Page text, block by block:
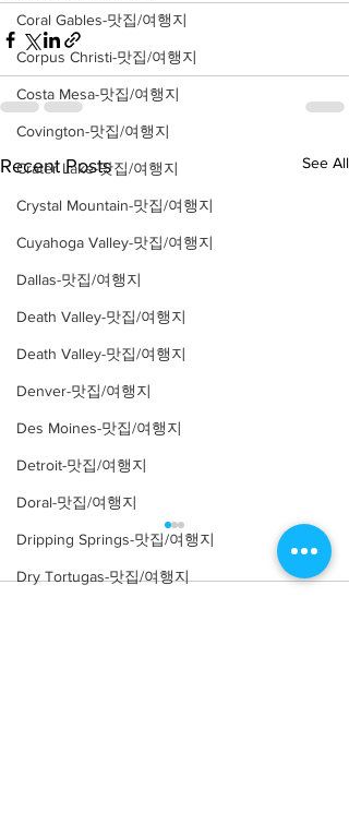
Coral Gables-맛집/여행지
Corpus Christi-맛집/여행지
Costa Mesa-맛집/여행지
Covington-맛집/여행지
Crater Lake-맛집/여행지
Crystal Mountain-맛집/여행지
Cuyahoga Valley-맛집/여행지
Dallas-맛집/여행지
Death Valley-맛집/여행지
Death Valley-맛집/여행지
Denver-맛집/여행지
Des Moines-맛집/여행지
Detroit-맛집/여행지
Doral-맛집/여행지
Dripping Springs-맛집/여행지
Dry Tortugas-맛집/여행지
Recent Posts See All